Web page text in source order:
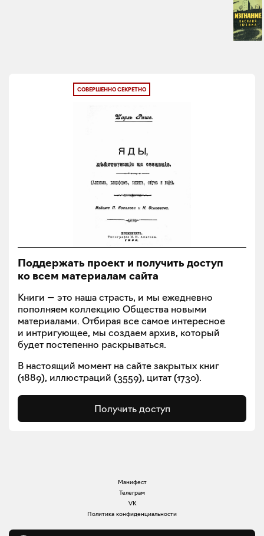
СОВЕРШЕННО СЕКРЕТНО
Поддержать проект и получить доступ
ко всем материалам сайта
Книги — это наша страсть, и мы ежедневно
пополняем коллекцию Общества новыми
материалами. Отбирая все самое интересное
и интригующее, мы создаем архив, который
будет постепенно раскрываться.
В настоящий момент на сайте закрытых книг
(1889), иллюстраций (3559), цитат (1730).
Получить доступ
Манифест
Телеграм
VK
Политика конфиденциальности